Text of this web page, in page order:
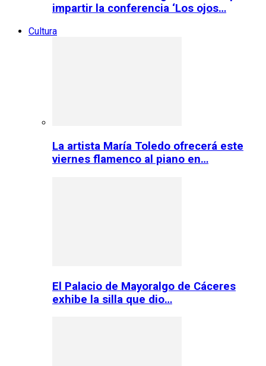
impartir la conferencia ‘Los ojos…
Cultura
La artista María Toledo ofrecerá este
viernes flamenco al piano en…
El Palacio de Mayoralgo de Cáceres
exhibe la silla que dio…